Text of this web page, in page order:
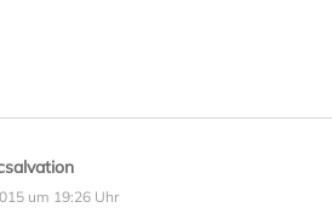
um 19:26 Uhr